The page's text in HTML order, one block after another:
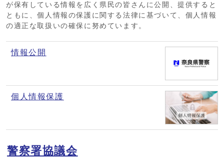
が保有している情報を広く県民の皆さんに公開、提供すると
ともに、個人情報の保護に関する法律に基づいて、個人情報
の適正な取扱いの確保に努めています。
情報公開
個人情報保護
警察署協議会